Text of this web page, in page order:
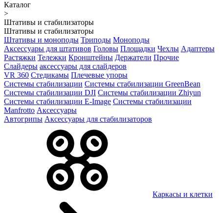
Каталог
>
Штативы и стабилизаторы
Штативы и стабилизаторы
Штативы и моноподы Триподы Моноподы
Аксессуары для штативов Головы Площадки Чехлы Адаптеры
Растяжки Тележки Кронштейны Держатели Прочие
Слайдеры аксессуары для слайдеров
VR 360 Стедикамы Плечевые упоры
Системы стабилизации Системы стабилизации GreenBean
Системы стабилизации DJI Системы стабилизации Zhiyun
Системы стабилизации E-Image Системы стабилизации
Manfrotto Аксессуары
Автогрипы Аксессуары для стабилизаторов
Каркасы и клетки